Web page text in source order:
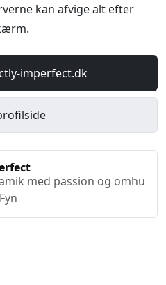
kan afvige alt efter
imperfect.dk
med passion og omhu